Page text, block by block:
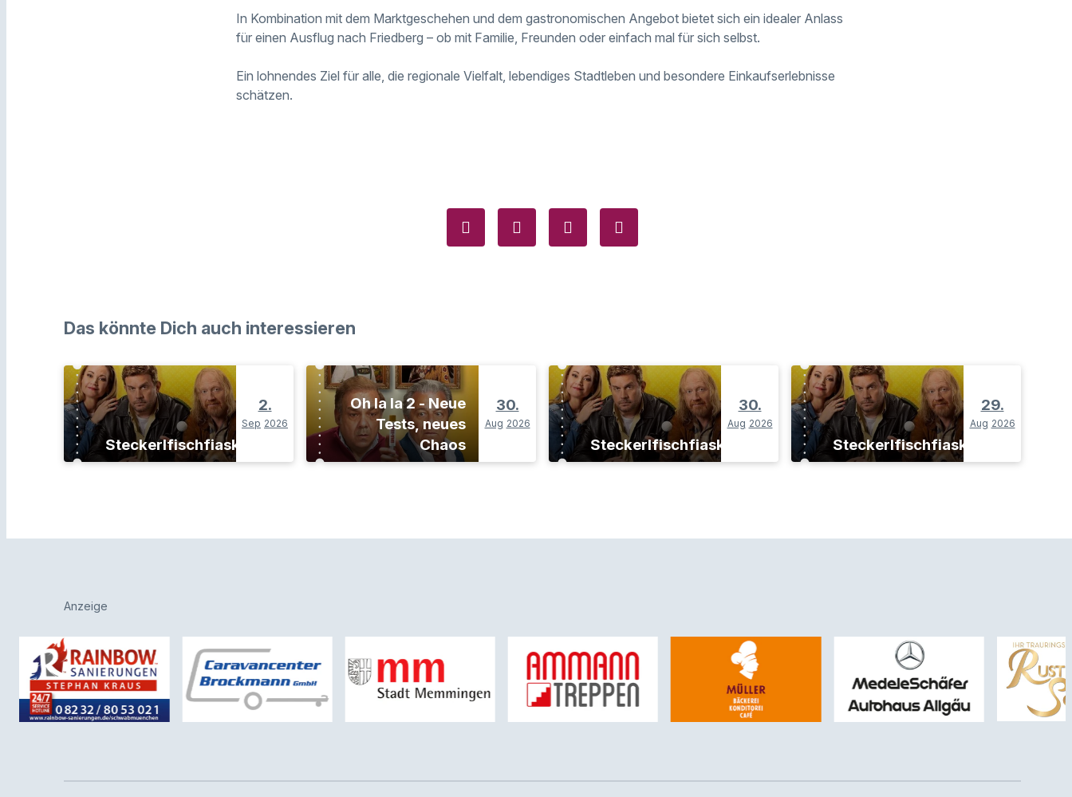
In Kombination mit dem Marktgeschehen und dem gastronomischen Angebot bietet sich ein idealer Anlass
für einen Ausflug nach Friedberg – ob mit Familie, Freunden oder einfach mal für sich selbst.
Ein lohnendes Ziel für alle, die regionale Vielfalt, lebendiges Stadtleben und besondere Einkaufserlebnisse
schätzen.
Das könnte Dich auch interessieren
Steckerlfischfiasko
2.
Sep 2026
Oh la la 2 - Neue
Tests, neues
Chaos
30.
Aug 2026
Steckerlfischfiasko
30.
Aug 2026
Steckerlfischfiasko
29.
Aug 2026
Anzeige